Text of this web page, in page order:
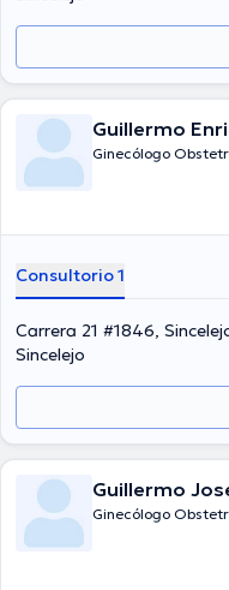
Guillermo
Ginecólogo
Consultorio 1
Carrera 21 #1846,
Sincelejo
Guillermo
Ginecólogo